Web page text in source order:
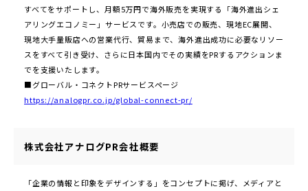
すべてをサポートし、月額5万円で海外販売を実現する「海外進出シェ
アリングエコノミー」サービスです。小売店での販売、現地EC展開、
現地大手量販店への営業代行、貿易まで、海外進出成功に必要なリソー
スをすべて引き受け、さらに日本国内でその実績をPRするアクションま
でを支援いたします。
■グローバル・コネクトPRサービスページ
https://analogpr.co.jp/global-connect-pr/
株式会社アナログPR会社概要
「企業の情報と印象をデザインする」をコンセプトに掲げ、メディアと